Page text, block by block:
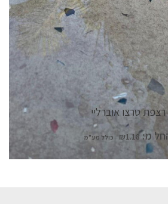
רצפת טרצו אוברליי
מ:
₪1.18